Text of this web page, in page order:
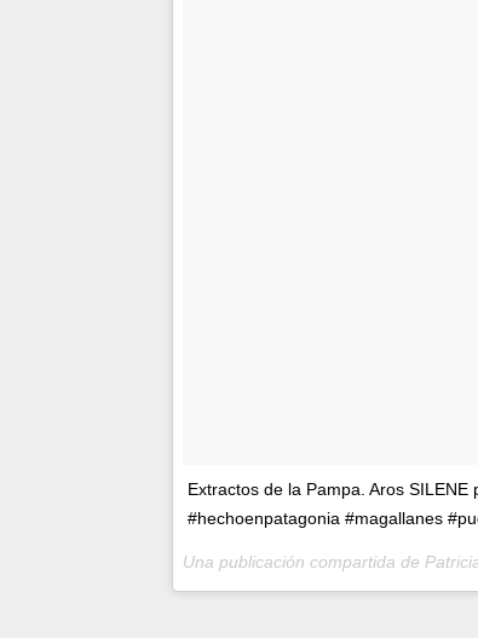
Extractos de la Pampa. Aros
#hechoenpatagonia #magallanes
Una publicación compartida de